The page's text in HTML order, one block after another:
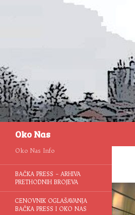
Oko Nas
Oko Nas Info
BAČKA PRESS – ARHIVA
PRETHODNIH BROJEVA
CENOVNIK OGLAŠAVANJA
BAČKA PRESS I OKO NAS